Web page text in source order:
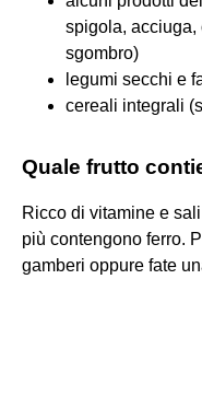
spigola, acciuga,
sgombro)
legumi secchi e
cereali integrali
Quale frutto
Ricco di vitamine e
più contengono ferro.
gamberi oppure fate